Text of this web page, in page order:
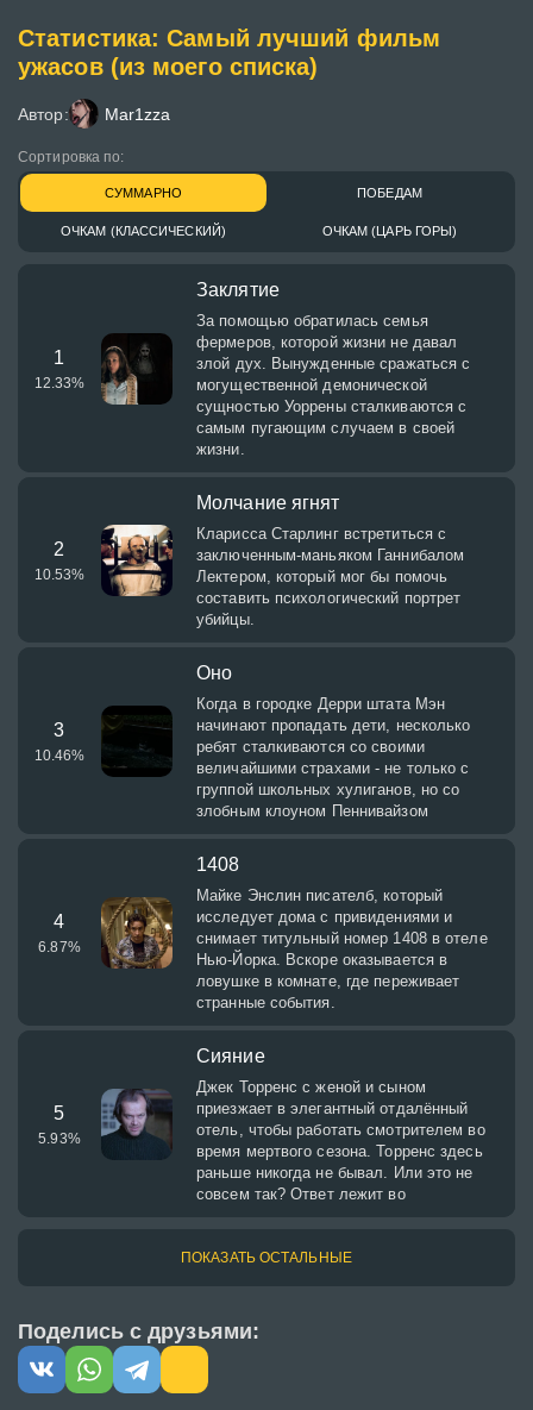
Статистика: Самый лучший фильм
ужасов (из моего списка)
Автор: Mar1zza
Сортировка по:
СУММАРНО ПОБЕДАМ
ОЧКАМ (КЛАССИЧЕСКИЙ) ОЧКАМ (ЦАРЬ ГОРЫ)
1
12.33%
Заклятие
За помощью обратилась семья
фермеров, которой жизни не давал
злой дух. Вынужденные сражаться с
могущественной демонической
сущностью Уоррены сталкиваются с
самым пугающим случаем в своей
жизни.
2
10.53%
Молчание ягнят
Кларисса Старлинг встретиться с
заключенным-маньяком Ганнибалом
Лектером, который мог бы помочь
составить психологический портрет
убийцы.
3
10.46%
Оно
Когда в городке Дерри штата Мэн
начинают пропадать дети, несколько
ребят сталкиваются со своими
величайшими страхами - не только с
группой школьных хулиганов, но со
злобным клоуном Пеннивайзом
4
6.87%
1408
Майке Энслин писателб, который
исследует дома с привидениями и
снимает титульный номер 1408 в отеле
Нью-Йорка. Вскоре оказывается в
ловушке в комнате, где переживает
странные события.
5
5.93%
Сияние
Джек Торренс с женой и сыном
приезжает в элегантный отдалённый
отель, чтобы работать смотрителем во
время мертвого сезона. Торренс здесь
раньше никогда не бывал. Или это не
совсем так? Ответ лежит во
ПОКАЗАТЬ ОСТАЛЬНЫЕ
Поделись с друзьями: